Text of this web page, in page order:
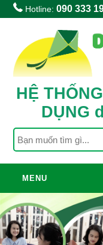
Hotline:090 333
HỆ
DỤNG
MENU